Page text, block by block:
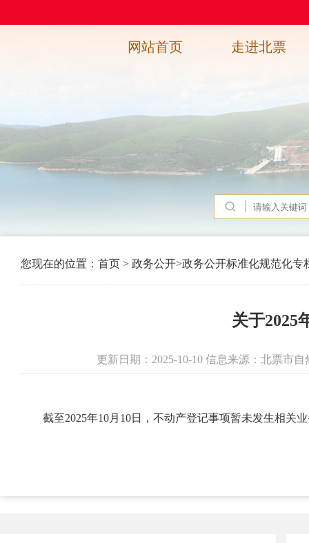
网站首页 走进北票
您现在的位置： 首页 > 政务公开>政务公开标准化规范化专
关于2025
更新日期：2025-10-10 信息来源：北票市
截至2025年10月10日，不动产登记事项暂未发生相关